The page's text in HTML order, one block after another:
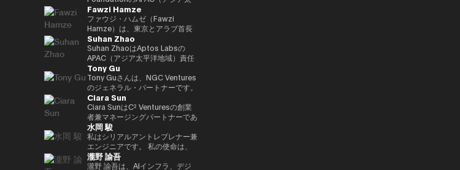
などデジタルサービスの新規事業
を担当等。
携や市場戦略の立案を担ったほ
か、オーストラリアおよびニュー
ジーランドでの市場ローンチをリ
ード。また、日本国内フィンテッ
ク企業の買収およびPMI（買収後
統合）を主導し、Googleのフィ
ンテック領域におけるプレゼンス
強化に貢献した。 それ以前は、
三井住友銀行およびJRIアメリカ
（ニューヨーク）にて、米州にお
けるグローバル・キャッシュマネ
ジメント・プラットフォームの統
括やブラジル市場への展開を担
当。伝統的金融とテクノロジーの
両領域における豊富な経験を有す
る。 INSEADにてMBAを取得。
南山大学総合政策学部卒業。
のブロックチェーン技術のビジネ
スにおける活用を推進。
ディター。25年からNIKKEI
Financial副編集長。共著に「仮
想通貨バブル」、「NFTの教科
書」。
平洋地域）統括責任者（Head of
APAC）です。2017年以降、この
非営利団体はLitecoin（LTC）の
普及、開発、そしてエコシステム
の成長に注力してきました。ロビ
ーはデジタルアセット／暗号資産
（クリプト）領域に11年にわた
り従事しており、Litecoin
Foundationの活動以外でも、グ
ローバルな取引所、ウォレット、
プライバシーツール、各種プロジ
ェクトの創業・共同創業や立ち上
げを支援してきました。 APAC統
括責任者として、ロビーは地域に
おけるLitecoinの機関投資家向
け、規制当局、政府との関係構築
およびプレゼンス拡大を担ってい
Fawzi Hamze
ファウジ・ハムゼ（Fawzi
Hamze）は、東京とアラブ首長
国連邦を拠点に活動する国際的な
投資・アドバイザリー持株グルー
プ、Assets Advisors
Capital（AAC）の創業者兼会長
です。AACは、不動産投資、金
融アドバイザリー、デジタル資産
インフラ、テクノロジーベンチャ
ーなどの分野に特化した企業群の
ポートフォリオを統括し、アジア
および湾岸地域における投資機会
への体系的なアクセスを求める国
際投資家や機関投資家を支援して
います。 ハムゼは、国際金融お
よびクロスボーダー取引において
Suhan Zhao
Suhan ZhaoはAptos Labsの
APAC（アジア太平洋地域）責任
者であり、機関投資家向けの高性
能パブリックLayer1ブロックチ
ェーンであるAptosの地域戦略、
事業成長、戦略的パートナーシッ
プを統括しています。 Aptos
Labs参画以前は、Ripple Labsに
てアジア太平洋地域における主要
な戦略的パートナーシップおよび
市場ネットワーク拡大を主導し、
金融機関、銀行、エンタープライ
ズ企業と密接に連携しながら、ブ
Tony Gu
Tony Guさんは、NGC Ventures
のジェネラル・パートナーです。
NGC Venturesを設立する前は、
クロスボーダーのバイアウト・ア
ドバイザリー・ファームである
Rhodium Capitalのジェネラ
ル・パートナーを務めていまし
た。Tonyさんは、北アジア諸国
での大規模なバイアウト取引に重
点を置き、テクノロジー、金融サ
Ciara Sun
Ciara SunはC² Venturesの創業
者兼マネージングパートナーであ
り、これまでに150万ドル以上を
投資し、次世代のWeb3アプリケ
ーションを構築・拡張する開発者
の支援に注力しています。 C²
Ventures設立以前は、Huobi
水岡 駿
私はシリアルアントレプレナー兼
エンジニアです。 私の使命は、
革新的なWeb3ビジネスを創出・
実践し、より良い社会に貢献する
瀧野 諭吾
瀧野 諭吾は、AIインフラ、デジ